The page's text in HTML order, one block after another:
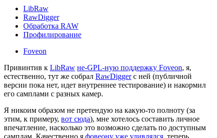
LibRaw
RawDigger
Обработка RAW
Профилирование
Foveon
Привинтив к LibRaw не-GPL-ную поддержку Foveon, я,
естественно, тут же собрал RawDiggerс ней (публичной
версии пока нет, идет внутреннее тестирование) и накормил
его самплами с разных камер.
Я никоим образом не претендую на какую-то полноту (за
этим, к примеру, вот сюда), мне хотелось составить личное
впечатление, насколько это возможно сделать по доступным